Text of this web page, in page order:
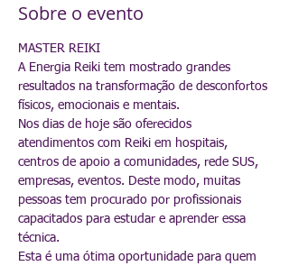
Sobre o evento
MASTER REIKI
A Energia Reiki tem mostrado grandes
resultados na transformação de desconfortos
físicos, emocionais e mentais.
Nos dias de hoje são oferecidos
atendimentos com Reiki em hospitais,
centros de apoio a comunidades, rede SUS,
empresas, eventos. Deste modo, muitas
pessoas tem procurado por profissionais
capacitados para estudar e aprender essa
técnica.
Esta é uma ótima oportunidade para quem